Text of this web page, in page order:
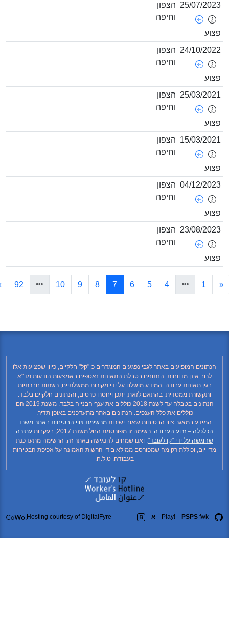
25/07/ הצפון
וחיפה
24/10/ הצפון
וחיפה
25/03/ הצפון
וחיפה
15/03/ הצפון
וחיפה
04/12/ הצפון
וחיפה
23/08/ הצפון
וחיפה
10
הנתונים המופיעים באתר לגבי נפגעים המוגדרים כ-"קל" חלקיים, כיוון שפציעות אלו
לרוב אינן מדווחות. הנתונים בטבלת התאונות נאספים באמצעות הודעות מד"א
בגין תאונות עבודה. המידע מושלם על ידי מקורות ממשלתיים, רשתות חברתיות
ותקשורת ממסדית. בהתאם לזאת, יתכן ויחסרו פרטים, והנתונים חלקיים בלבד.
הנתונים בטבלה עד לשנת 2018 כוללים את ענף הבנייה בלבד. משנת 2019 הם
כוללים את כלל הענפים. הנתונים באתר מתעדכנים באופן תדיר.
המידע במאגר צווי הבטיחות שאוב ישירותמרשימת צווי הבטיחות באתר משרד
הכלכלה – זרוע העבודה. רשימה זו מפורסמת החל משנת 2017, בעקבות
עתירה
שהוגשה על ידי "קו לעובד", ואנו שמחים להנגישה באתר זה. הרשימה מתעדכנת
מדי יום, וכוללת רק מה שמפורסם ממילא בידי הרשות האמונה על אכיפת הבטיחות
בעבודה. ט.ל.ח.
Hosting courtesy of DigitalFyre א Play! PSPSfwk